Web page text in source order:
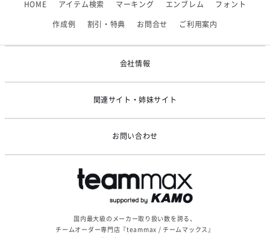
2026/06/09
【アシックス】一部商品「生地の在庫限り」廃盤のお知らせ
HOME アイテム検索 マーキング エンブレム フォント
作成例 割引・特典 お問合せ ご利用案内
会社情報
関連サイト・姉妹サイト
お問い合わせ
国内最大級のメーカー取り扱い数を誇る、
チームオーダー専門店『teammax / チームマックス』